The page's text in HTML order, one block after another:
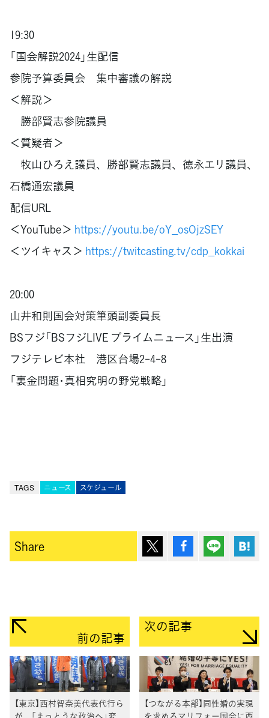
19:30
「国会解説2024」生配信
参院予算委員会 集中審議の解説
＜解説＞
勝部賢志参院議員
＜質疑者＞
牧山ひろえ議員、勝部賢志議員、徳永エリ議員、
石橋通宏議員
配信URL
＜YouTube＞ https://youtu.be/oY_osOjzSEY
＜ツイキャス＞ https://twitcasting.tv/cdp_kokkai
20:00
山井和則国会対策筆頭副委員長
BSフジ「BSフジLIVE プライムニュース」生出演
フジテレビ本社 港区台場2-4-8
「裏金問題･真相究明の野党戦略」
TAGS ニュース スケジュール
Share ポスト シェア Lineで送
前の記事
【東京】西村智奈美代表代行ら
次の記事
【つながる本部】同性婚の実現